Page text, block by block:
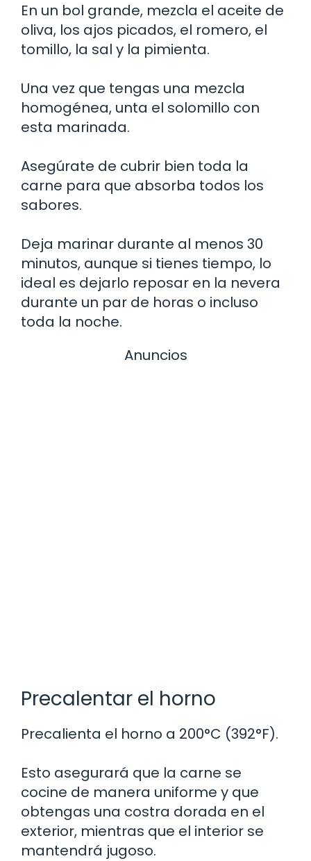
En un bol grande, mezcla el aceite de
oliva, los ajos picados, el romero, el
tomillo, la sal y la pimienta.
Una vez que tengas una mezcla
homogénea, unta el solomillo con
esta marinada.
Asegúrate de cubrir bien toda la
carne para que absorba todos los
sabores.
Deja marinar durante al menos 30
minutos, aunque si tienes tiempo, lo
ideal es dejarlo reposar en la nevera
durante un par de horas o incluso
toda la noche.
Anuncios
Precalentar el horno
Precalienta el horno a 200°C (392°F).
Esto asegurará que la carne se
cocine de manera uniforme y que
obtengas una costra dorada en el
exterior, mientras que el interior se
mantendrá jugoso.